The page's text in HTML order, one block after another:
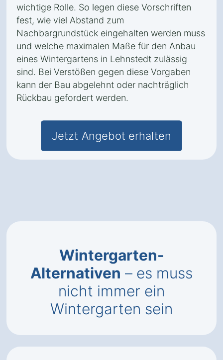
wichtige Rolle. So legen diese Vorschriften
fest, wie viel Abstand zum
Nachbargrundstück eingehalten werden muss
und welche maximalen Maße für den Anbau
eines Wintergartens in Lehnstedt zulässig
sind. Bei Verstößen gegen diese Vorgaben
kann der Bau abgelehnt oder nachträglich
Rückbau gefordert werden.
Jetzt Angebot erhalten
Wintergarten-
Alternativen – es muss
nicht immer ein
Wintergarten sein